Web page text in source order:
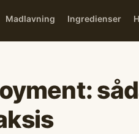
Madlavning Ingredienser